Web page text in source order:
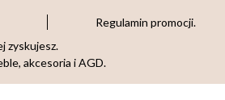
Regulamin promocji.
zyskujesz.
akcesoria i AGD.